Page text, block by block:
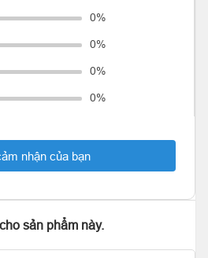
0%
0%
0%
0%
nhận của bạn
sản phẩm này.